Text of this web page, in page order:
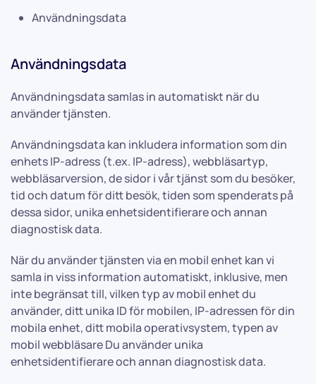
Användningsdata
Användningsdata
Användningsdata samlas in automatiskt när du
använder tjänsten.
Användningsdata kan inkludera information som din
enhets IP-adress (t.ex. IP-adress), webbläsartyp,
webbläsarversion, de sidor i vår tjänst som du besöker,
tid och datum för ditt besök, tiden som spenderats på
dessa sidor, unika enhetsidentifierare och annan
diagnostisk data.
När du använder tjänsten via en mobil enhet kan vi
samla in viss information automatiskt, inklusive, men
inte begränsat till, vilken typ av mobil enhet du
använder, ditt unika ID för mobilen, IP-adressen för din
mobila enhet, ditt mobila operativsystem, typen av
mobil webbläsare Du använder unika
enhetsidentifierare och annan diagnostisk data.